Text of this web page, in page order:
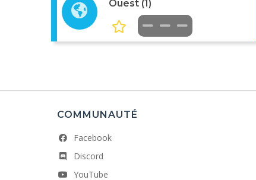
Ouest (1)
COMMUNAUTÉ
Facebook
Discord
YouTube